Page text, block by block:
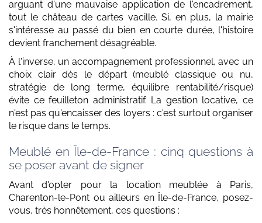
arguant d'une mauvaise application de l'encadrement,
tout le château de cartes vacille. Si, en plus, la mairie
s'intéresse au passé du bien en courte durée, l'histoire
devient franchement désagréable.
À l'inverse, un accompagnement professionnel, avec un
choix clair dès le départ (meublé classique ou nu,
stratégie de long terme, équilibre rentabilité/risque)
évite ce feuilleton administratif. La gestion locative, ce
n'est pas qu'encaisser des loyers : c'est surtout organiser
le risque dans le temps.
Meublé en Île-de-France : cinq questions à
se poser avant de signer
Avant d'opter pour la location meublée à Paris,
Charenton-le-Pont ou ailleurs en Île-de-France, posez-
vous, très honnêtement, ces questions :